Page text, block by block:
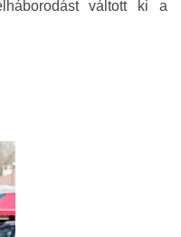
váltott ki a